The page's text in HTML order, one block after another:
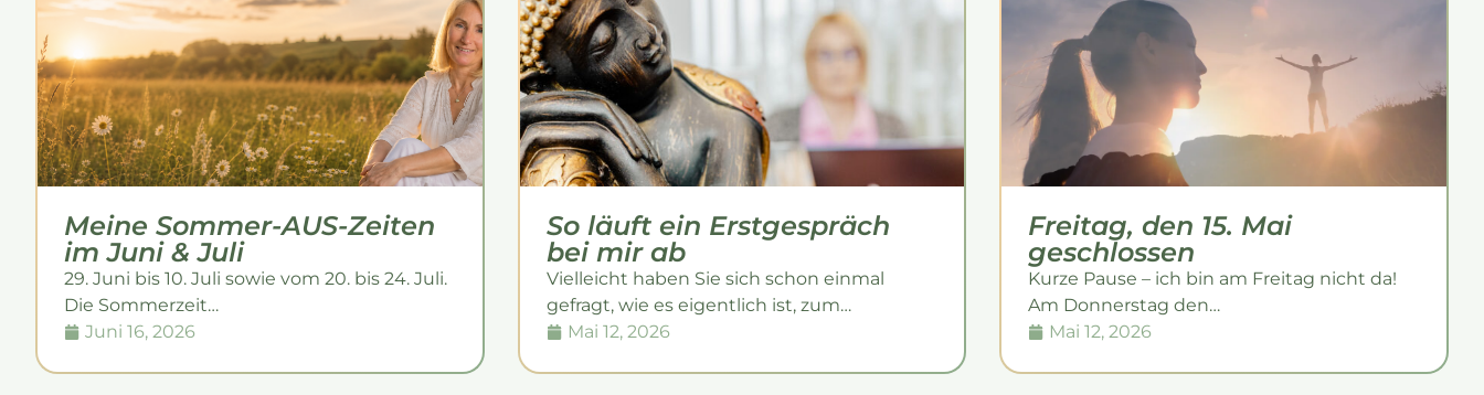
Meine Sommer-AUS-Zeiten
im Juni & Juli
29. Juni bis 10. Juli sowie vom 20. bis 24. Juli.
Die Sommerzeit…
Juni 16, 2026
So läuft ein Erstgespräch
bei mir ab
Vielleicht haben Sie sich schon einmal
gefragt, wie es eigentlich ist, zum…
Mai 12, 2026
Freitag, den 15. Mai
geschlossen
Kurze Pause – ich bin am Freitag nicht da!
Am Donnerstag den…
Mai 12, 2026